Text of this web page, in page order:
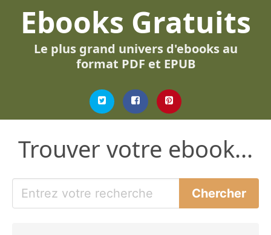
Ebooks Gratuits
Le plus grand univers d'ebooks au
format PDF et EPUB
Trouver votre ebook...